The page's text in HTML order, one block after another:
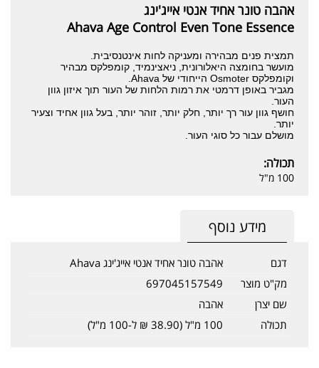
אהבה טונר אחיד אנטי אייג'ינג
Ahava Age Control Even Tone Essence
תמצית פנים מבהירה ומעניקה לחות אינטנסיבית.
מועשר בחומצה היאלורונית, ניאצינמיד, קומפלקס מבהיר
וקומפלקס Osmoter הייחודי של Ahava.
מגביר באופן דרמטי את רמות הלחות של העור תוך איזון גוון
העור.
חושף גוון עור רך יותר, חלק יותר, זוהר יותר, בעל גוון אחיד וצעיר
יותר.
מושלם עבור כל סוגי העור.
תכולה:
100 מ"ל
מידע נוסף
דגם
אהבה טונר אחיד אנטי אייג'ינג Ahava
מק"ט מוצר
697045157549
שם יצרן
אהבה
תכולה
100 מ"ל (38.90 ₪ ל-100 מ"ל)